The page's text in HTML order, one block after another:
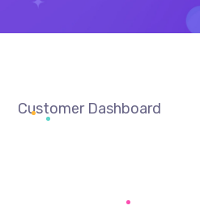
Customer Dashboard